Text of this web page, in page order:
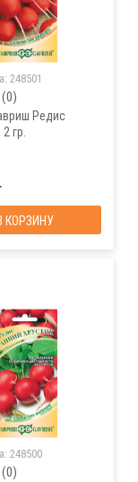
248501
(0)
Редис
гр.
КОРЗИНУ
248500
(0)